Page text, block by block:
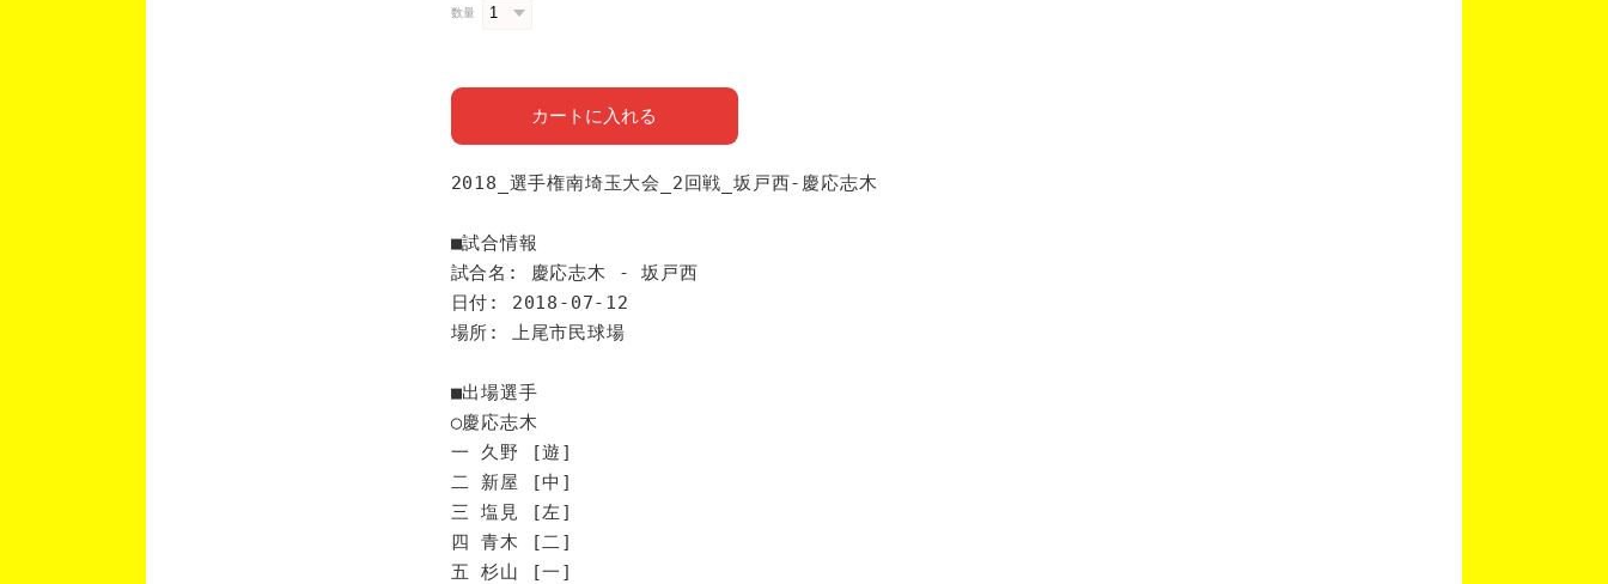
数量
カートに入れる
2018_選手権南埼玉大会_2回戦_坂戸西-慶応志木
■試合情報
試合名: 慶応志木 - 坂戸西
日付: 2018-07-12
場所: 上尾市民球場
■出場選手
◯慶応志木
一 久野 [遊]
二 新屋 [中]
三 塩見 [左]
四 青木 [二]
五 杉山 [一]